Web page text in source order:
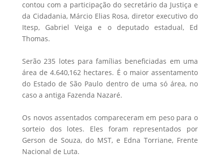
contou com a participação do secretário da Justiça e
da Cidadania, Márcio Elias Rosa, diretor executivo do
Itesp, Gabriel Veiga e o deputado estadual, Ed
Thomas.
Serão 235 lotes para famílias beneficiadas em uma
área de 4.640,162 hectares. É o maior assentamento
do Estado de São Paulo dentro de uma só área, no
caso a antiga Fazenda Nazaré.
Os novos assentados compareceram em peso para o
sorteio dos lotes. Eles foram representados por
Gerson de Souza, do MST, e Edna Torriane, Frente
Nacional de Luta.